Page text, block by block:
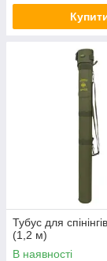
Тубус для
(1,2 м)
В наявності